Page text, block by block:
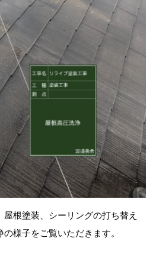
根塗装、シーリングの打ち替え
様子をご覧いただきます。